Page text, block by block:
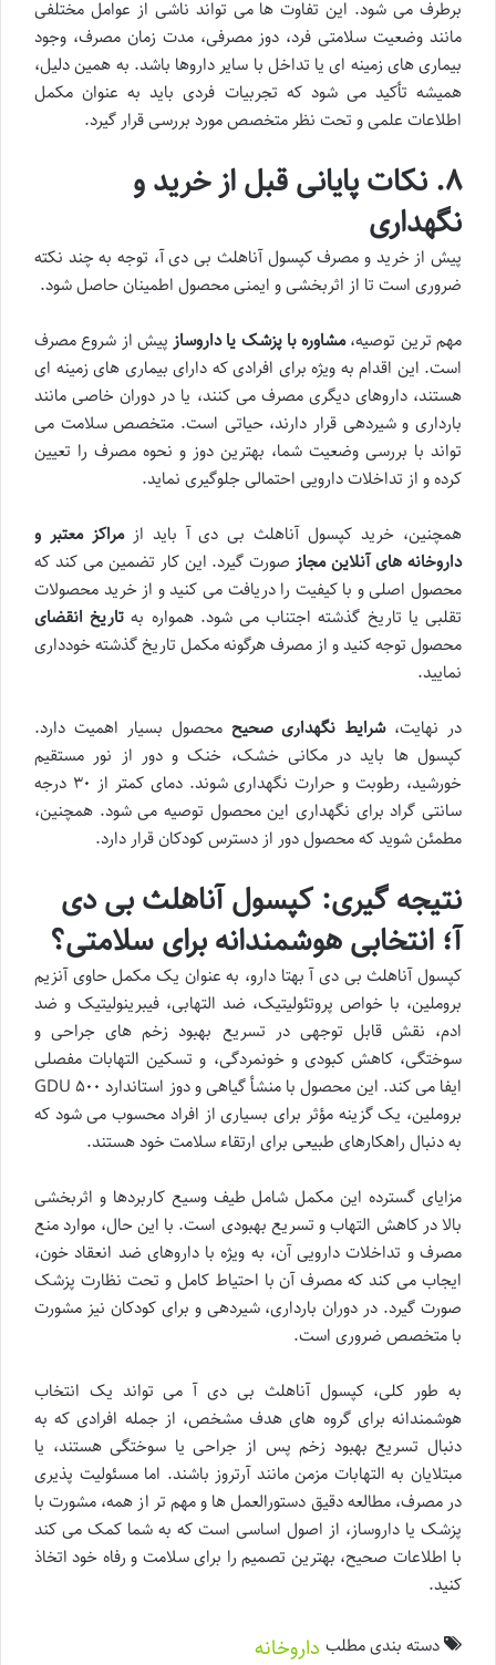
برطرف می شود. این تفاوت ها می تواند ناشی از عوامل مختلفی
مانند وضعیت سلامتی فرد، دوز مصرفی، مدت زمان مصرف، وجود
بیماری های زمینه ای یا تداخل با سایر داروها باشد. به همین دلیل،
همیشه تأکید می شود که تجربیات فردی باید به عنوان مکمل
اطلاعات علمی و تحت نظر متخصص مورد بررسی قرار گیرد.
۸. نکات پایانی قبل از خرید و
نگهداری
پیش از خرید و مصرف کپسول آناهلث بی دی آ، توجه به چند نکته
ضروری است تا از اثربخشی و ایمنی محصول اطمینان حاصل شود.
مهم ترین توصیه،مشاوره با پزشک یا داروساز پیش از شروع مصرف
است. این اقدام به ویژه برای افرادی که دارای بیماری های زمینه ای
هستند، داروهای دیگری مصرف می کنند، یا در دوران خاصی مانند
بارداری و شیردهی قرار دارند، حیاتی است. متخصص سلامت می
تواند با بررسی وضعیت شما، بهترین دوز و نحوه مصرف را تعیین
کرده و از تداخلات دارویی احتمالی جلوگیری نماید.
همچنین، خرید کپسول آناهلث بی دی آ باید ازمراکز معتبر و
داروخانه های آنلاین مجاز صورت گیرد. این کار تضمین می کند که
محصول اصلی و با کیفیت را دریافت می کنید و از خرید محصولات
تقلبی یا تاریخ گذشته اجتناب می شود. همواره به تاریخ انقضای
محصول توجه کنید و از مصرف هرگونه مکمل تاریخ گذشته خودداری
نمایید.
در نهایت،شرایط نگهداری صحیح محصول بسیار اهمیت دارد.
کپسول ها باید در مکانی خشک، خنک و دور از نور مستقیم
خورشید، رطوبت و حرارت نگهداری شوند. دمای کمتر از ۳۰ درجه
سانتی گراد برای نگهداری این محصول توصیه می شود. همچنین،
مطمئن شوید که محصول دور از دسترس کودکان قرار دارد.
نتیجه گیری: کپسول آناهلث بی دی
آ؛ انتخابی هوشمندانه برای سلامتی؟
کپسول آناهلث بی دی آ بهتا دارو، به عنوان یک مکمل حاوی آنزیم
بروملین، با خواص پروتئولیتیک، ضد التهابی، فیبرینولیتیک و ضد
ادم، نقش قابل توجهی در تسریع بهبود زخم های جراحی و
سوختگی، کاهش کبودی و خونمردگی، و تسکین التهابات مفصلی
ایفا می کند. این محصول با منشأ گیاهی و دوز استاندارد ۵۰۰ GDU
بروملین، یک گزینه مؤثر برای بسیاری از افراد محسوب می شود که
به دنبال راهکارهای طبیعی برای ارتقاء سلامت خود هستند.
مزایای گسترده این مکمل شامل طیف وسیع کاربردها و اثربخشی
بالا در کاهش التهاب و تسریع بهبودی است. با این حال، موارد منع
مصرف و تداخلات دارویی آن، به ویژه با داروهای ضد انعقاد خون،
ایجاب می کند که مصرف آن با احتیاط کامل و تحت نظارت پزشک
صورت گیرد. در دوران بارداری، شیردهی و برای کودکان نیز مشورت
با متخصص ضروری است.
به طور کلی، کپسول آناهلث بی دی آ می تواند یک انتخاب
هوشمندانه برای گروه های هدف مشخص، از جمله افرادی که به
دنبال تسریع بهبود زخم پس از جراحی یا سوختگی هستند، یا
مبتلایان به التهابات مزمن مانند آرتروز باشند. اما مسئولیت پذیری
در مصرف، مطالعه دقیق دستورالعمل ها و مهم تر از همه، مشورت با
پزشک یا داروساز، از اصول اساسی است که به شما کمک می کند
با اطلاعات صحیح، بهترین تصمیم را برای سلامت و رفاه خود اتخاذ
کنید.
دسته بندی مطلب داروخانه